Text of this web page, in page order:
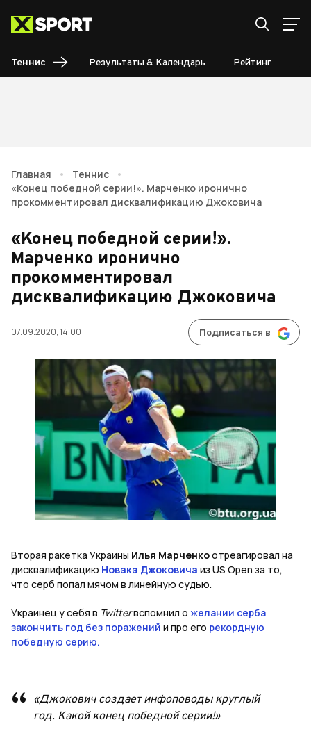
Теннис Результаты & Календарь Рейтинг
Главная • Теннис
•
«Конец победной серии!». Марченко иронично
прокомментировал дисквалификацию Джоковича
«Конец победной серии!».
Марченко иронично
прокомментировал
дисквалификацию Джоковича
07.09.2020, 14:00 Подписаться в
Вторая ракетка Украины Илья Марченкоотреагировал на
дисквалификацию Новака Джоковича из US Open за то,
что серб попал мячом в линейную судью.
Украинец у себя в Twitterвспомнил о желании серба
закончить год без поражений и про его рекордную
победную серию.
«Джокович создает инфоповоды круглый
год. Какой конец победной серии!»